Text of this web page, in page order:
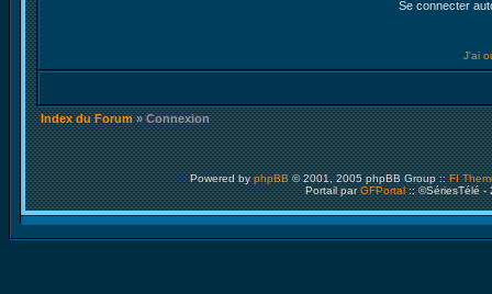
Se connecter
J'ai
Index du Forum» Connexion
Powered byphpBB© 2001, 2005 phpBB Group ::FI
Portail parGFPortal:: ©SériesTélé -